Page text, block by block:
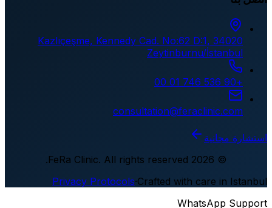
Kazlıçeşme, Kennedy Cad. No:62 D:1, 34020
Zeytinburnu/İstanbul
+90 536 746 01 00
consultation@feraclinic.com
استشارة مجانية
©
2026
FeRa Clinic. All rights reserved.
Privacy Protocols·Crafted with care in Istanbul
WhatsApp Support